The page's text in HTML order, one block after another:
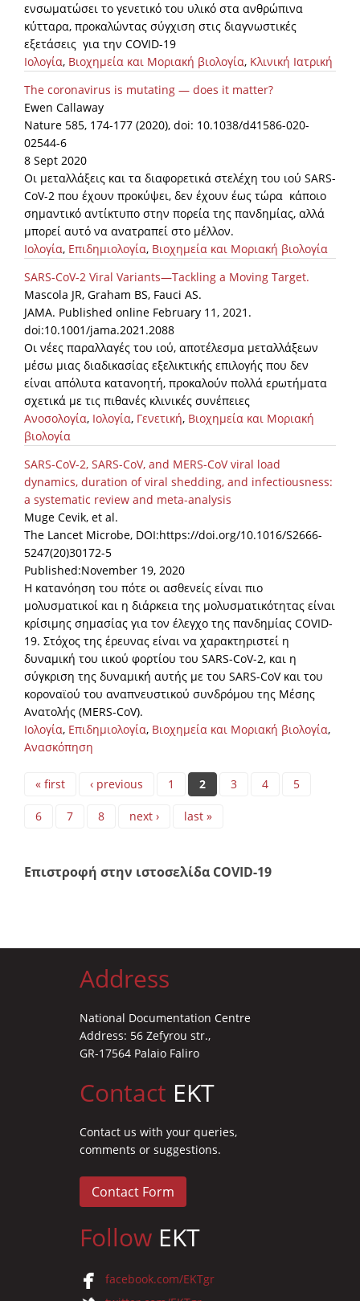
ενσωματώσει το γενετικό του υλικό στα ανθρώπινα
κύτταρα, προκαλώντας σύγχιση στις διαγνωστικές
εξετάσεις για την COVID-19
Ιολογία, Βιοχημεία και Μοριακή βιολογία, Κλινική Ιατρική
The coronavirus is mutating — does it matter?
Ewen Callaway
Nature 585, 174-177 (2020), doi: 10.1038/d41586-020-
02544-6
8 Sept 2020
Οι μεταλλάξεις και τα διαφορετικά στελέχη του ιού SARS-
CoV-2 που έχουν προκύψει, δεν έχουν έως τώρα κάποιο
σημαντικό αντίκτυπο στην πορεία της πανδημίας, αλλά
μπορεί αυτό να ανατραπεί στο μέλλον.
Ιολογία, Επιδημιολογία, Βιοχημεία και Μοριακή βιολογία
SARS-CoV-2 Viral Variants—Tackling a Moving Target.
Mascola JR, Graham BS, Fauci AS.
JAMA. Published online February 11, 2021.
doi:10.1001/jama.2021.2088
Οι νέες παραλλαγές του ιού, αποτέλεσμα μεταλλάξεων
μέσω μιας διαδικασίας εξελικτικής επιλογής που δεν
είναι απόλυτα κατανοητή, προκαλούν πολλά ερωτήματα
σχετικά με τις πιθανές κλινικές συνέπειες
Ανοσολογία, Ιολογία, Γενετική, Βιοχημεία και Μοριακή
βιολογία
SARS-CoV-2, SARS-CoV, and MERS-CoV viral load
dynamics, duration of viral shedding, and infectiousness:
a systematic review and meta-analysis
Muge Cevik, et al.
The Lancet Microbe, DOI:https://doi.org/10.1016/S2666-
5247(20)30172-5
Published:November 19, 2020
Η κατανόηση του πότε οι ασθενείς είναι πιο
μολυσματικοί και η διάρκεια της μολυσματικότητας είναι
κρίσιμης σημασίας για τον έλεγχο της πανδημίας COVID-
19. Στόχος της έρευνας είναι να χαρακτηριστεί η
δυναμική του ιικού φορτίου του SARS-CoV-2, και η
σύγκριση της δυναμική αυτής με του SARS-CoV και του
κοροναϊού του αναπνευστικού συνδρόμου της Μέσης
Ανατολής (MERS-CoV).
Ιολογία, Επιδημιολογία, Βιοχημεία και Μοριακή βιολογία,
Ανασκόπηση
Pages
« first ‹ previous 1 2 3 4 5
6 7 8 next › last »
Επιστροφή στην ιστοσελίδα COVID-19
Address
National Documentation Centre
Address: 56 Zefyrou str.,
GR-17564 Palaio Faliro
Contact EKT
Contact us with your queries,
comments or suggestions.
Contact Form
Follow EKT
facebook.com/EKTgr